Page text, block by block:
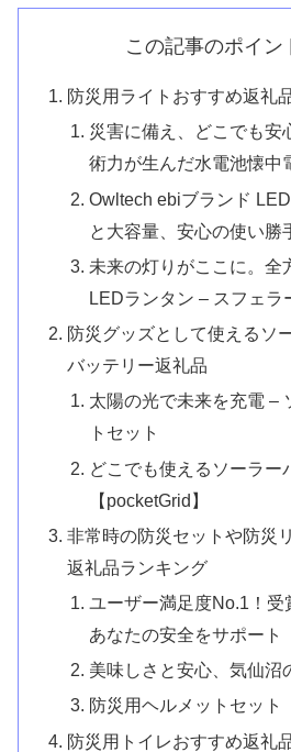
この記事のポイン
防災用ライトおすすめ返礼
災害に備え、どこでも安
術力が生んだ水電池懐中
Owltech ebiブランド
と大容量、安心の使い勝
未来の灯りがここに。全
LEDランタン – スフェラ
防災グッズとして使えるソ
バッテリー返礼品
太陽の光で未来を充電 –
トセット
どこでも使えるソーラー
【pocketGrid】
非常時の防災セットや防災
返礼品ランキング
ユーザー満足度No.1！受
あなたの安全をサポート
美味しさと安心、気仙沼
防災用ヘルメットセット
防災用トイレおすすめ返礼